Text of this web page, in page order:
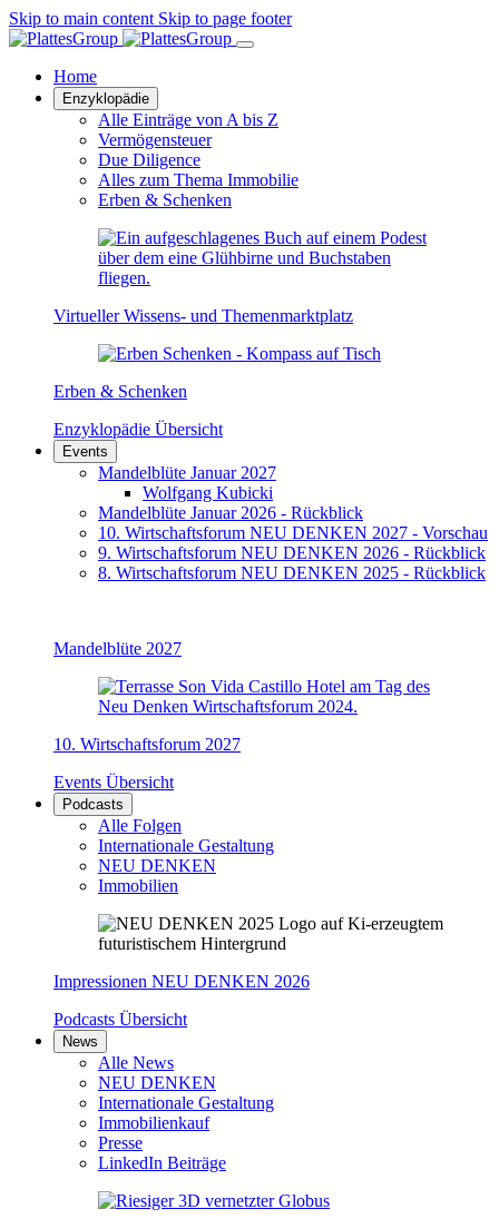
Skip to main content Skip to page footer
Home
Enzyklopädie
Alle Einträge von A bis Z
Vermögensteuer
Due Diligence
Alles zum Thema Immobilie
Erben & Schenken
Virtueller Wissens- und Themenmarktplatz
Erben & Schenken
Enzyklopädie Übersicht
Events
Mandelblüte Januar 2027
Wolfgang Kubicki
Mandelblüte Januar 2026 - Rückblick
10. Wirtschaftsforum NEU DENKEN 2027 - Vorschau
9. Wirtschaftsforum NEU DENKEN 2026 - Rückblick
8. Wirtschaftsforum NEU DENKEN 2025 - Rückblick
Mandelblüte 2027
10. Wirtschaftsforum 2027
Events Übersicht
Podcasts
Alle Folgen
Internationale Gestaltung
NEU DENKEN
Immobilien
Impressionen NEU DENKEN 2026
Podcasts Übersicht
News
Alle News
NEU DENKEN
Internationale Gestaltung
Immobilienkauf
Presse
LinkedIn Beiträge